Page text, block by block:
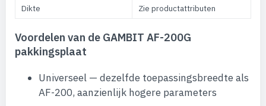
Dikte
Zie productattributen
Voordelen van de GAMBIT AF-200G
pakkingsplaat
Universeel — dezelfde toepassingsbreedte als
AF-200, aanzienlijk hogere parameters